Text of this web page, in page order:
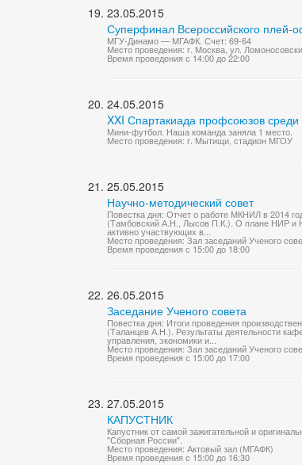
23.05.2015
Суперфинал Всероссийского плей-
МГУ-Динамо — МГАФК. Счет: 69-64
Место проведения: г. Москва, ул.
Время проведения с 14:00 до 22:00
24.05.2015
XXI Спартакиада профсоюзов
Мини-футбол. Наша команда заняла 1 место.
Место проведения: г. Мытищи, стадион МГОУ
25.05.2015
Научно-методический совет
Повестка дня: Отчет о работе МКНИЛ в 2014
(Тамбовский А.Н., Лысов П.К.). О плане НИР и
активно участвующих в...
Место проведения: Зал заседаний Ученого
Время проведения с 15:00 до 18:00
26.05.2015
Заседание Ученого совета
Повестка дня: Итоги проведения
(Таланцев А.Н.). Результаты деятельности
управления, экономики и...
Место проведения: Зал заседаний Ученого
Время проведения с 15:00 до 17:00
27.05.2015
КАПУСТНИК
Капустник от самой зажигательной и
"Сборная России".
Место проведения: Актовый зал (МГАФК)
Время проведения с 15:00 до 16:30